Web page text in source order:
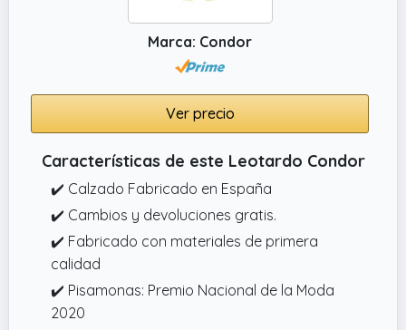
Marca: Condor
Ver precio
Características de este Leotardo Condor
✔️ Calzado Fabricado en España
✔️ Cambios y devoluciones gratis.
✔️ Fabricado con materiales de primera
calidad
✔️ Pisamonas: Premio Nacional de la Moda
2020